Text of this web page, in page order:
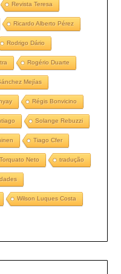
Revista Teresa
Ricardo Alberto Pérez
Rodrigo Dário
Rogério Duarte
Mejías
Régis Bonvicino
Solange Rebuzzi
Tiago Cfer
Torquato Neto tradução
Wilson Luques Costa